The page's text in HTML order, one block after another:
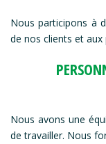
Nous participons à
de nos clients et aux
Nous avons une
de travailler. Nous